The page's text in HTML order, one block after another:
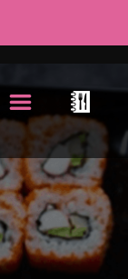
ACCUEIL
LA CARTE